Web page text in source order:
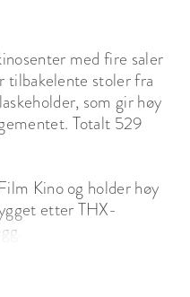
med fire saler
tilbakelente stoler fra
som gir høy
Totalt 529
Kino og holder høy
etter THX-